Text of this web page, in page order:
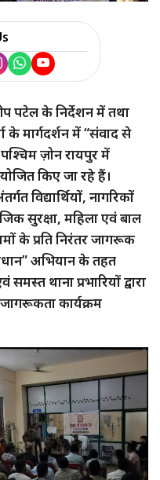
पटेल के निर्देशन में तथा
के मार्गदर्शन में “संवाद से
ज़ोन रायपुर में
किए जा रहे हैं।
विद्यार्थियों, नागरिकों
सुरक्षा, महिला एवं बाल
के प्रति निरंतर जागरूक
अभियान के तहत
थाना प्रभारियों द्वारा
कार्यक्रम